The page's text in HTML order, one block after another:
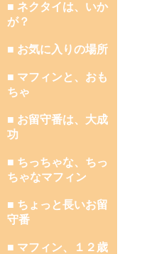
■ ネクタイは、いか
が？
■ お気に入りの場所
■ マフィンと、おも
ちゃ
■ お留守番は、大成
功
■ ちっちゃな、ちっ
ちゃなマフィン
■ ちょっと長いお留
守番
■ マフィン、１２歳